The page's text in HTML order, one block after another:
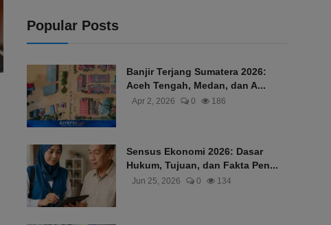
Popular Posts
Banjir Terjang Sumatera 2026:
Aceh Tengah, Medan, dan A...
Apr 2, 2026 0 186
Sensus Ekonomi 2026: Dasar
Hukum, Tujuan, dan Fakta Pen...
Jun 25, 2026 0 134